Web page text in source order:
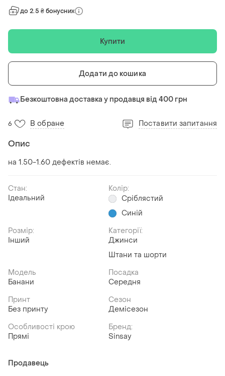
до 2.5 ₴ бонусних
Купити
Додати до кошика
Безкоштовна доставка у продавця від 400 грн
6 В обране Поставити запитання
Опис
на 1.50-1.60 дефектів немає.
Стан:
Ідеальний
Колір:
Сріблястий
Синій
Розмір:
Інший
Категорії:
Джинси
Штани та шорти
Модель
Банани
Посадка
Середня
Принт
Без принту
Сезон
Демісезон
Особливості крою
Прямі
Бренд:
Sinsay
Продавець